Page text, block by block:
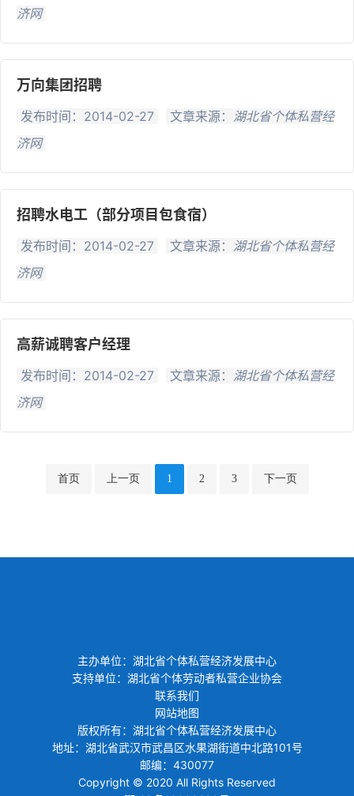
济网
万向集团招聘
发布时间：2014-02-27 文章来源： 湖北省个体私营经
济网
招聘水电工（部分项目包食宿）
发布时间：2014-02-27 文章来源： 湖北省个体私营经
济网
高薪诚聘客户经理
发布时间：2014-02-27 文章来源： 湖北省个体私营经
济网
首页 上一页 1 2 3 下一页
主办单位：湖北省个体私营经济发展中心
支持单位：湖北省个体劳动者私营企业协会
联系我们
网站地图
版权所有：湖北省个体私营经济发展中心
地址：湖北省武汉市武昌区水果湖街道中北路101号
邮编：430077
Copyright © 2020 All Rights Reserved